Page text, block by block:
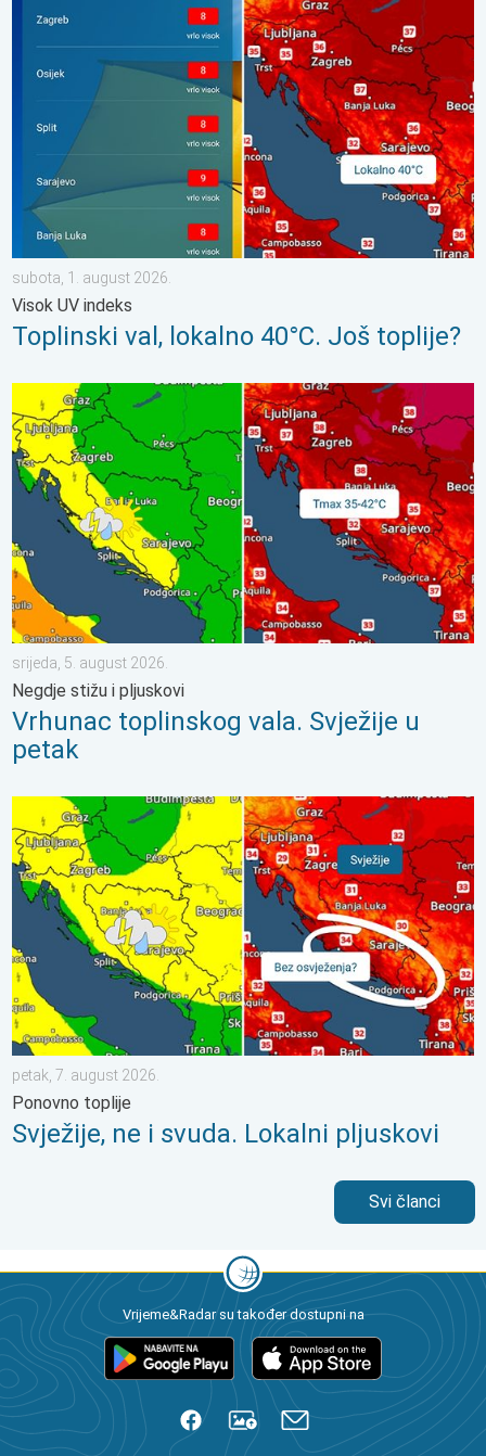
Toplinski val, lokalno 40°C. Još toplije?. Visok UV indeks. . .
subota, 1. august 2026.
Visok UV indeks
Toplinski val, lokalno 40°C. Još toplije?
Vrhunac toplinskog vala. Svježije u petak. Negdje stižu i
srijeda, 5. august 2026.
Negdje stižu i pljuskovi
Vrhunac toplinskog vala. Svježije u
petak
Svježije, ne i svuda. Lokalni pljuskovi. Ponovno toplije. . .
petak, 7. august 2026.
Ponovno toplije
Svježije, ne i svuda. Lokalni pljuskovi
Svi članci
Vrijeme&Radar su također dostupni na